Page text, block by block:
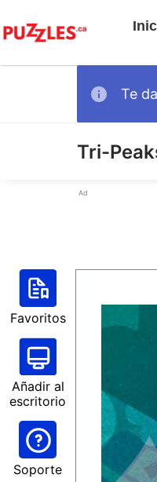
Te
Tri-
Ad
Favoritos
Añadir al
escritorio
Soporte